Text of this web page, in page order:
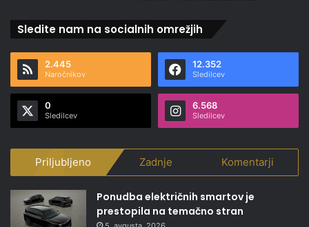
Sledite nam na socialnih omrežjih
2.445
Naročnikov
12.352
Sledilcev
0
Sledilcev
6.568
Sledilcev
Priljubljeno Zadnje Komentarji
Ponudba električnih smartov je
prestopila na temačno stran